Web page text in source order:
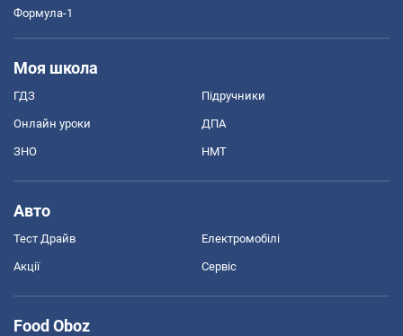
Формула-1
Моя школа
ГДЗ Підручники
Онлайн уроки ДПА
ЗНО НМТ
Авто
Тест Драйв Електромобілі
Акції Сервіс
Food Oboz